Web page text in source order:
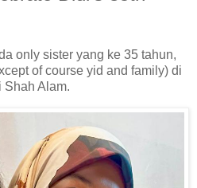
only sister yang ke 35 tahun,
of course yid and family) di
Shah Alam.